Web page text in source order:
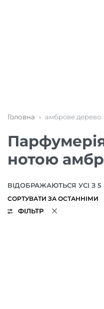
Головна › амброве дерево
нотою
ВІДОБРАЖАЮТЬСЯ УСІ З 5
ФІЛЬТР